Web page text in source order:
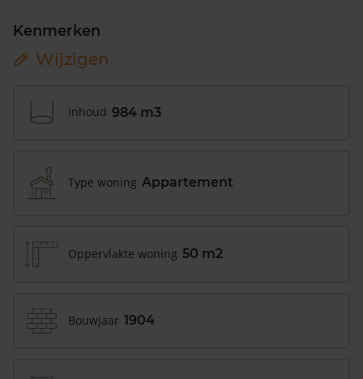
Kenmerken
Wijzigen
Inhoud 984 m3
Type woning Appartement
Oppervlakte woning 50 m2
Bouwjaar 1904